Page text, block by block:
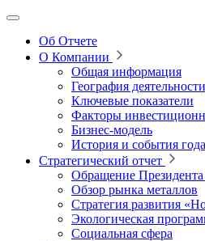
Об Отчете
О Компании
Общая информация
География деятельности
Ключевые показатели
Факторы
Бизнес-модель
История и события года
Стратегический отчет
Обращение
Обзор рынка металлов
Стратегия развития
Экологическая
Социальная сфера